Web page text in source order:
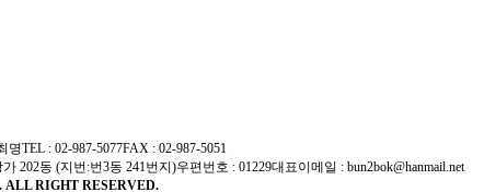
명TEL : 02-987-5077FAX : 02-987-5051
202동 (지번:번3동 241번지)우편번호 : 01229대표이메일 : bun2bok@hanmail.net
ALL RIGHT RESERVED.